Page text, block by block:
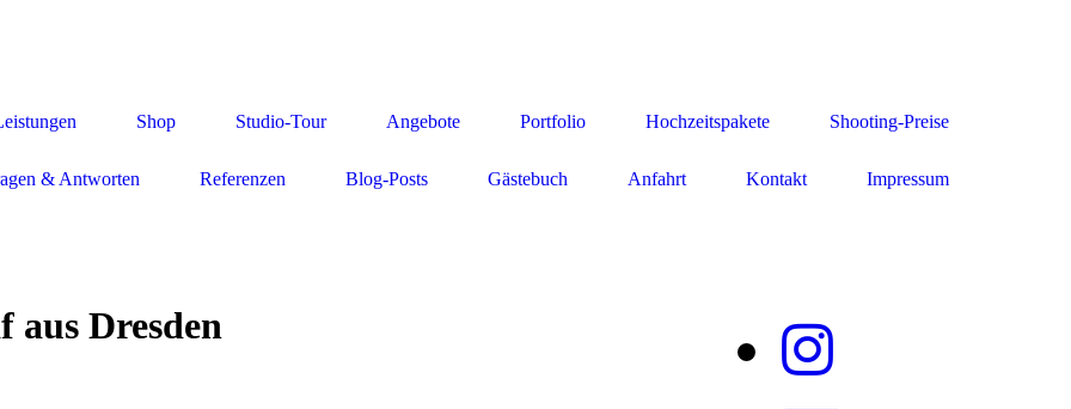
Shop Studio-Tour Angebote Portfolio Hochzeitspakete Shooting-Preise
& Antworten Referenzen Blog-Posts Gästebuch Anfahrt Kontakt Impressum
Dresden